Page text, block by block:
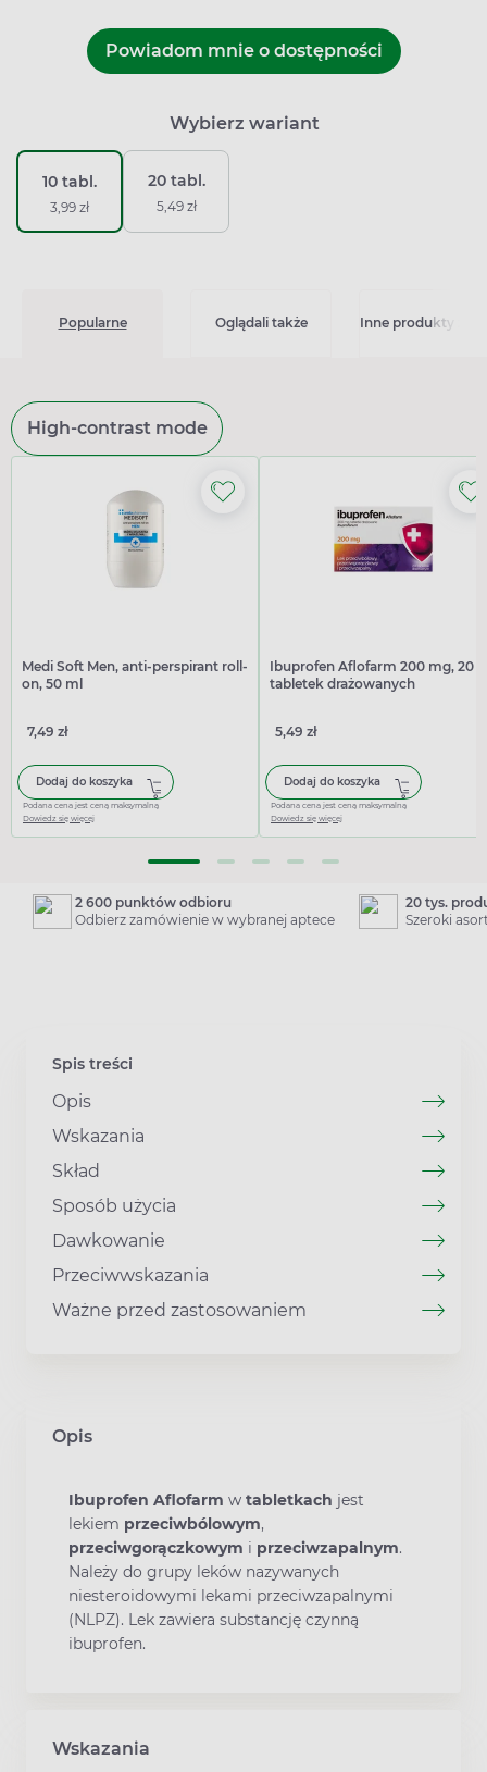
Powiadom mnie o dostępności
Wybierz wariant
10 tabl.
3,99 zł
20 tabl.
5,49 zł
Popularne Oglądali także Inne produkty z
High-contrast mode
Medi Soft Men, anti-perspirant roll-
on, 50 ml
7,49 zł
Dodaj do koszyka
Podana cena jest ceną maksymalną
Dowiedz się więcej
Ibuprofen Aflofarm 200 mg, 20
tabletek drażowanych
5,49 zł
Dodaj do koszyka
Podana cena jest ceną maksymalną
Dowiedz się więcej
2 600 punktów odbioru
Odbierz zamówienie w wybranej aptece
20 tys.
Szeroki
Spis treści
Opis
Wskazania
Skład
Sposób użycia
Dawkowanie
Przeciwwskazania
Ważne przed zastosowaniem
Opis
Ibuprofen Aflofarm w tabletkach jest
lekiem przeciwbólowym,
przeciwgorączkowym i przeciwzapalnym.
Należy do grupy leków nazywanych
niesteroidowymi lekami przeciwzapalnymi
(NLPZ). Lek zawiera substancję czynną
ibuprofen.
Wskazania